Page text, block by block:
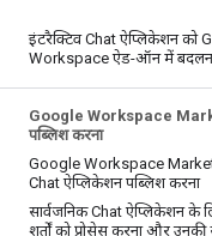
इंटरैक्टिव Chat ऐप्लिकेशन को
Workspace ऐड-ऑन में
Google Workspace
पब्लिश करना
Google Workspace
Chat ऐप्लिकेशन पब्लिश करना
सार्वजनिक Chat ऐप्लिकेशन के
शर्तों को प्रोसेस करना और उनकी